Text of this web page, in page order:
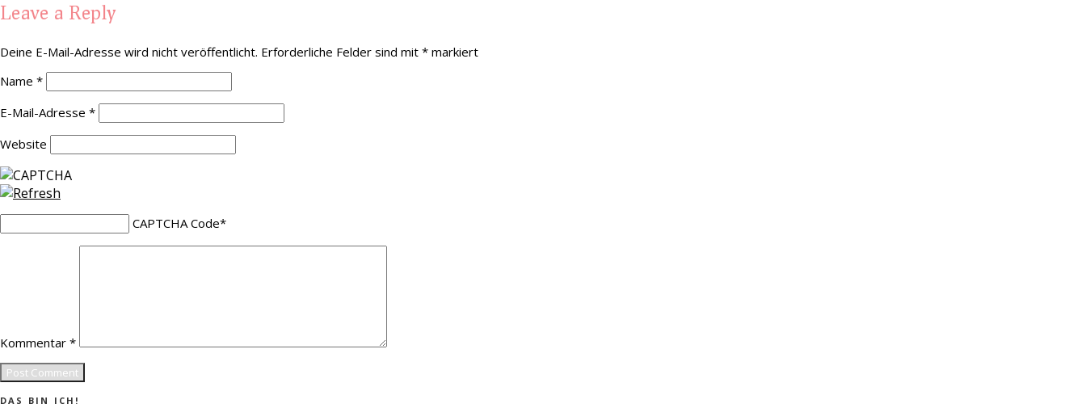
Leave a Reply
Deine E-Mail-Adresse wird nicht veröffentlicht. Erforderliche Felder sind mit * markiert
Name *
E-Mail-Adresse *
Website
CAPTCHA Code*
Kommentar *
DAS BIN ICH!